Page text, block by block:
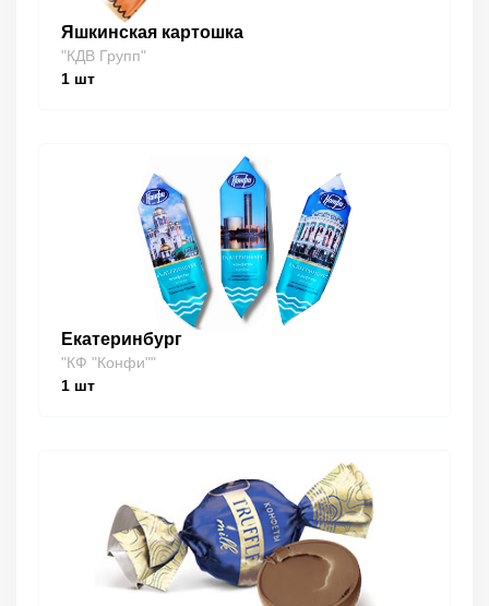
Яшкинская картошка
"КДВ Групп"
1 шт
Екатеринбург
"КФ "Конфи""
1 шт